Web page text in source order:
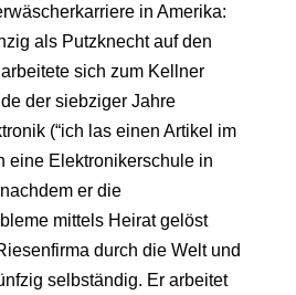
in Amerika:
als Putzknecht auf den
sich zum Kellner
der siebziger Jahre
(“ich las einen Artikel im
eine Elektronikerschule in
er die
mittels Heirat gelöst
durch die Welt und
selbständig. Er arbeitet